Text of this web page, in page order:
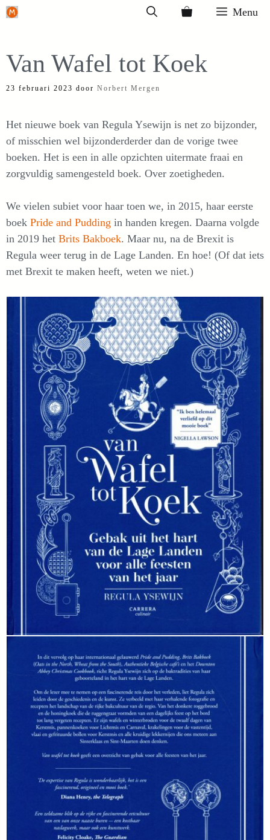
Ga
inhoud
Menu
Van Wafel tot Koek
23 februari 2023 door Norbert Mergen
Het nieuwe boek van Regula Ysewijn is net zo bijzonder,
of misschien wel bijzonderderder dan de vorige twee
boeken. Het is een in alle opzichten uitermate fraai en
zorgvuldig samengesteld boek. Over zoetigheden.
We vielen subiet voor haar toen we, in 2015, haar eerste
boek Pride and Pudding in handen kregen. Daarna volgde
in 2019 het Brits Bakboek. Maar nu, na de Brexit is
Regula weer terug in de Lage Landen. En hoe! (Of dat iets
met Brexit te maken heeft, weten we niet.)